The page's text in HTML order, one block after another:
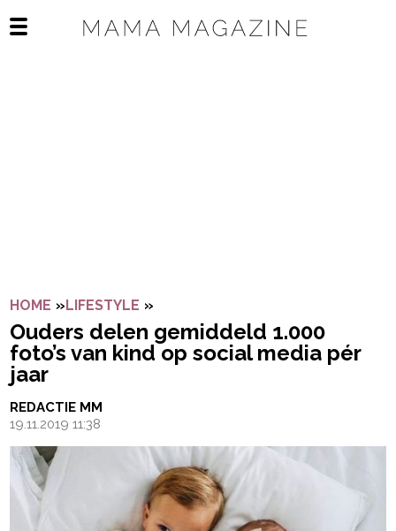
Open het mobiele menu
HOME »LIFESTYLE »
Ouders delen gemiddeld 1.000
foto’s van kind op social media pér
jaar
REDACTIE MM
19.11.2019 11:38